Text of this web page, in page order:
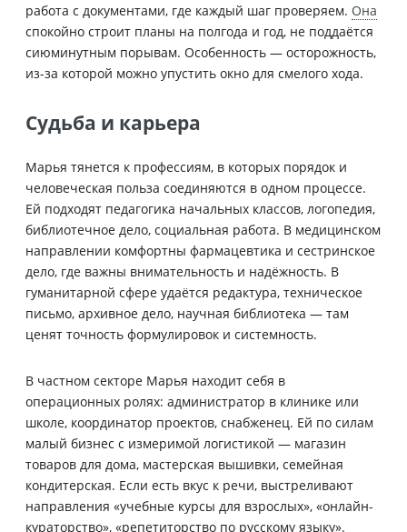
работа с документами, где каждый шаг проверяем. Она
спокойно строит планы на полгода и год, не поддаётся
сиюминутным порывам. Особенность — осторожность,
из-за которой можно упустить окно для смелого хода.
Судьба и карьера
Марья тянется к профессиям, в которых порядок и
человеческая польза соединяются в одном процессе.
Ей подходят педагогика начальных классов, логопедия,
библиотечное дело, социальная работа. В медицинском
направлении комфортны фармацевтика и сестринское
дело, где важны внимательность и надёжность. В
гуманитарной сфере удаётся редактура, техническое
письмо, архивное дело, научная библиотека — там
ценят точность формулировок и системность.
В частном секторе Марья находит себя в
операционных ролях: администратор в клинике или
школе, координатор проектов, снабженец. Ей по силам
малый бизнес с измеримой логистикой — магазин
товаров для дома, мастерская вышивки, семейная
кондитерская. Если есть вкус к речи, выстреливают
направления «учебные курсы для взрослых», «онлайн-
кураторство», «репетиторство по русскому языку».